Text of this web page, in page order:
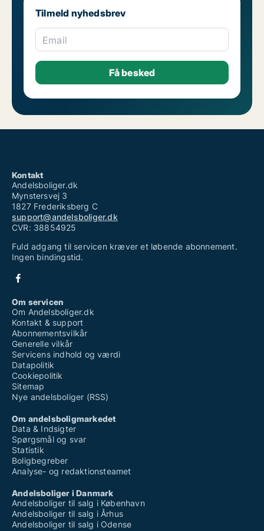
Tilmeld nyhedsbrev
Email
Kontakt
Andelsboliger.dk
Mynstersvej 3
1827 Frederiksberg C
support@andelsboliger.dk
CVR: 38854925
Fuld adgang til servicen kræver et løbende abonnement.
Ingen bindingstid.
Om servicen
Om Andelsboliger.dk
Kontakt & support
Abonnementsvilkår
Generelle vilkår
Servicens indhold og værdi
Datapolitik
Cookiepolitik
Sitemap
Nye andelsboliger (RSS)
Om andelsboligmarkedet
Data & Indsigter
Spørgsmål og svar
Statistik
Boligbegreber
Analyse- og redaktionsteamet
Andelsboliger i Danmark
Andelsboliger til salg i København
Andelsboliger til salg i Århus
Andelsboliger til salg i Odense